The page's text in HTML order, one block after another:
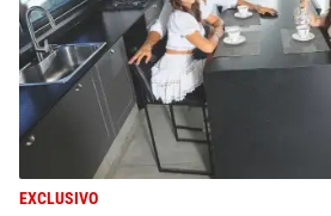
EXCLUSIVO